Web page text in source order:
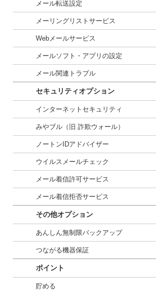
メール転送設定
メーリングリストサービス
Webメールサービス
メールソフト・アプリの設定
メール関連トラブル
セキュリティオプション
インターネットセキュリティ
みやブル（旧 詐欺ウォール）
ノートンIDアドバイザー
ウイルスメールチェック
メール着信許可サービス
メール着信拒否サービス
その他オプション
あんしん無制限バックアップ
つながる機器保証
ポイント
貯める